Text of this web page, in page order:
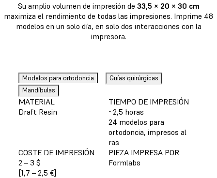
Su amplio volumen de impresión de 33,5 × 20 × 30 cm
maximiza el rendimiento de todas las impresiones. Imprime 48
modelos en un solo día, en solo dos interacciones con la
impresora.
Modelos para ortodoncia
Guías quirúrgicas
Mandíbulas
MATERIAL
Draft Resin
TIEMPO DE IMPRESIÓN
~2,5 horas
24 modelos para
ortodoncia, impresos al
ras
COSTE DE IMPRESIÓN
2 – 3 $
[1,7 – 2,5 €]
PIEZA IMPRESA POR
Formlabs